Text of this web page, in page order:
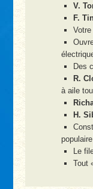
V.
F.
Des
R.
à aile
H.
Le
Tout